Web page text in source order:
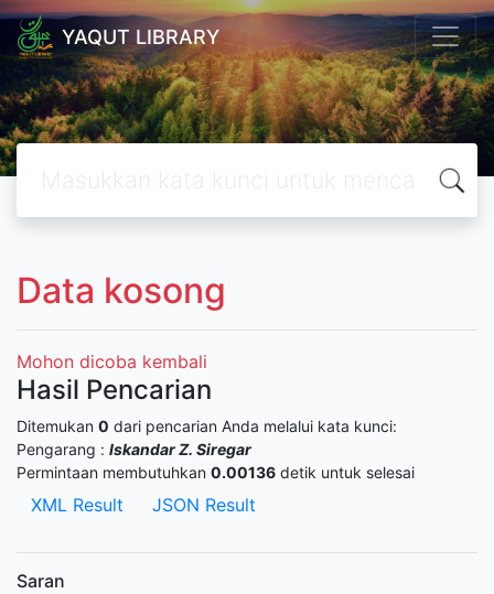
YAQUT LIBRARY
Data kosong
Mohon dicoba kembali
Hasil Pencarian
Ditemukan 0 dari pencarian Anda melalui kata kunci:
Pengarang : Iskandar Z. Siregar
Permintaan membutuhkan 0.00136 detik untuk selesai
XML Result JSON Result
Saran